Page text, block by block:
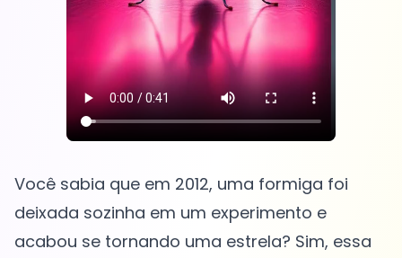
Você sabia que em 2012, uma formiga foi
deixada sozinha em um experimento e
acabou se tornando uma estrela? Sim, essa